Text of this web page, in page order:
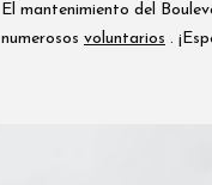
El mantenimiento del
numerosos voluntarios .